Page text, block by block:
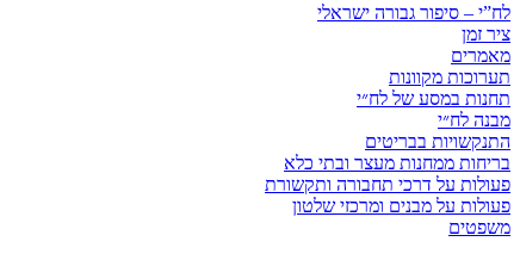
לח”י – סיפור גבורה ישראלי
ציר זמן
מאמרים
תערוכות מקוונות
תחנות במסע של לח״י
מבנה לח״י
התנקשויות בבריטים
בריחות ממחנות מעצר ובתי כלא
פעולות על דרכי תחבורה ותקשורת
פעולות על מבנים ומרכזי שלטון
משפטים